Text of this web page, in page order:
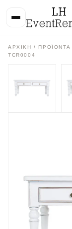
ΑΡΧΙΚΉ / ΠΡΟΪΌΝΤΑ
TCR0004